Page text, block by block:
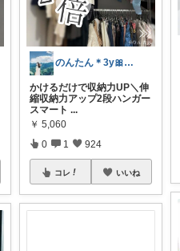
のんたん＊3y🎀1y👶🏻🍼
かけるだけで収納力UP＼伸
縮収納力アップ2段ハンガー
スマート ...
￥ 5,060
0 1 924
コレ いいね